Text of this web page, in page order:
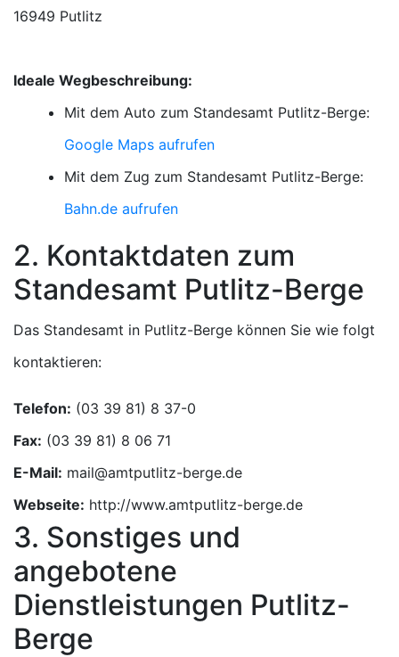
16949 Putlitz
Ideale Wegbeschreibung:
Mit dem Auto zum Standesamt Putlitz-Berge:
Google Maps aufrufen
Mit dem Zug zum Standesamt Putlitz-Berge:
Bahn.de aufrufen
2. Kontaktdaten zum
Standesamt Putlitz-Berge
Das Standesamt in Putlitz-Berge können Sie wie folgt
kontaktieren:
Telefon:
Fax:
E-Mail:
Webseite: http://www.amtputlitz-berge.de
3. Sonstiges und
angebotene
Dienstleistungen Putlitz-
Berge